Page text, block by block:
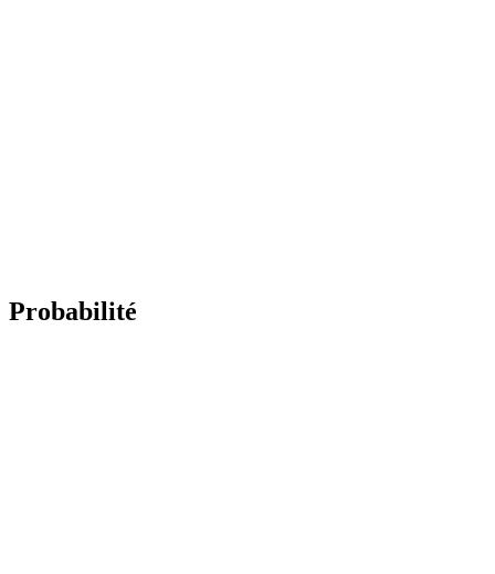
Probabilité